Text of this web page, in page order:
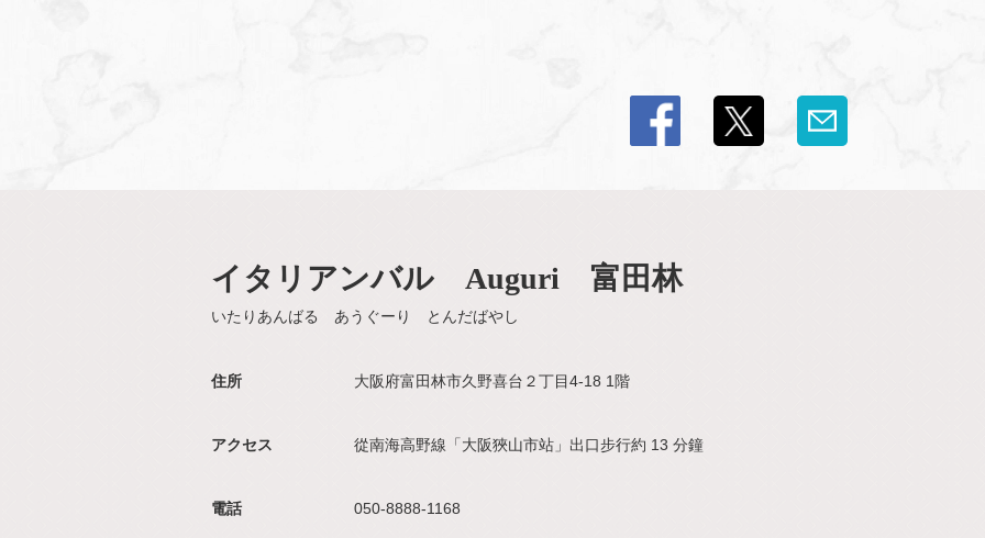
イタリアンバル Auguri 富田林
いたりあんばる あうぐーり とんだばやし
住所 大阪府富田林市久野喜台２丁目4-18 1階
アクセス 從南海高野線「大阪狹山市站」出口步行約 13 分鐘
電話 050-8888-1168